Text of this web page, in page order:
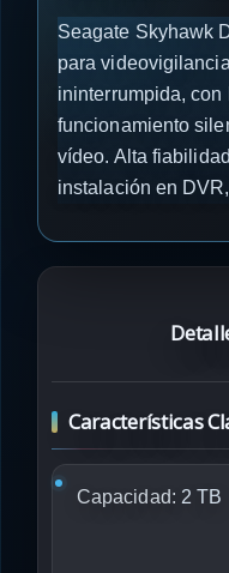
Seagate Skyhawk
para
ininterrumpida, con
funcionamiento
vídeo. Alta
instalación en
Características
Capacidad: 2 TB